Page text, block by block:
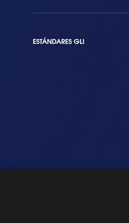
ESTÁNDARES GLI